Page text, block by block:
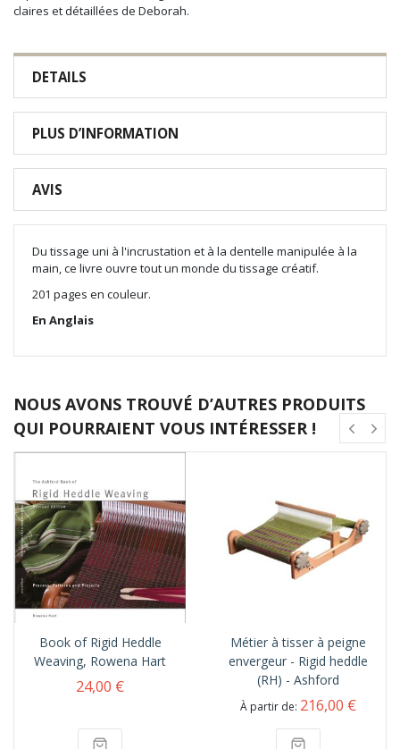
claires et détaillées de Deborah.
DETAILS
PLUS D’INFORMATION
AVIS
Du tissage uni à l'incrustation et à la dentelle manipulée à la
main, ce livre ouvre tout un monde du tissage créatif.
201 pages en couleur.
En Anglais
NOUS AVONS TROUVÉ D’AUTRES PRODUITS
QUI POURRAIENT VOUS INTÉRESSER !
Book of Rigid Heddle
Weaving, Rowena Hart
24,00 €
Métier à tisser à peigne
envergeur - Rigid heddle
(RH) - Ashford
À partir de 216,00 €